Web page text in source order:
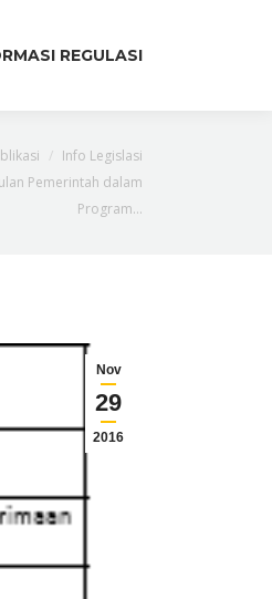
REGULASI
Info Legislasi
Pemerintah dalam
Program…
Nov
29
2016